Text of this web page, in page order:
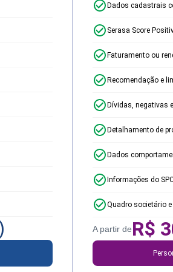
Dados cadastrais
Serasa Score
Faturamento ou
Recomendação e
Dívidas, negativas
Detalhamento de
Dados
Informações do
Quadro societário
A partir deR$